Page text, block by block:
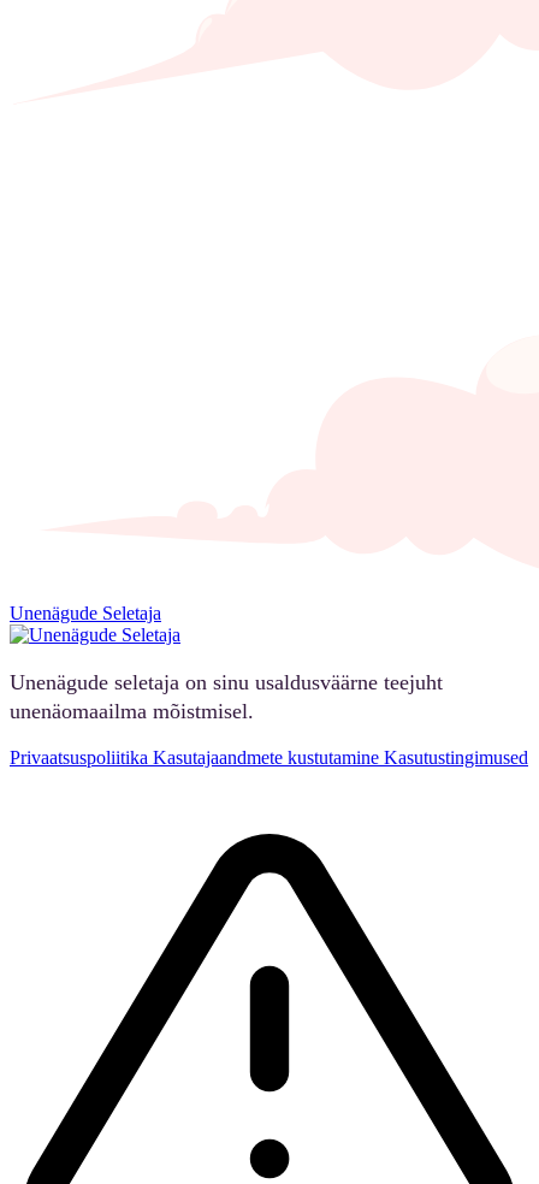
Unenägude Seletaja
Unenägude seletaja on sinu usaldusväärne teejuht
unenäomaailma mõistmisel.
Privaatsuspoliitika Kasutajaandmete kustutamine Kasutustingimused